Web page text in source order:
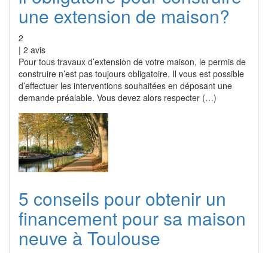
une extension de maison?
2
| 2 avis
Pour tous travaux d’extension de votre maison, le permis de
construire n’est pas toujours obligatoire. Il vous est possible
d’effectuer les interventions souhaitées en déposant une
demande préalable. Vous devez alors respecter (…)
5 conseils pour obtenir un
financement pour sa maison
neuve à Toulouse